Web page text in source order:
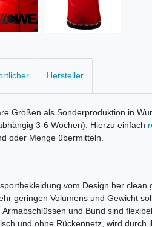
Hersteller
Größen als Sonderproduktion in
3-6 Wochen). Hierzu einfach
oder Menge übermitteln.
vom Design her clean
geringen Volumens und Gewicht
und Bund sind
und ohne Rückennetz, wird durch